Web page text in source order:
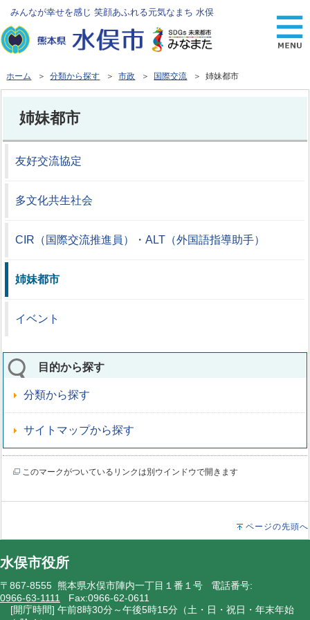
みんなが幸せを感じ 笑顔あふれる元気なまち 水俣
ホーム ＞分類から探す ＞市政 ＞ 国際交流 ＞ 姉妹都市
姉妹都市
友好交流協定
多文化共生社会
CIR（国際交流推進員）・ALT（外国語指導助手）
姉妹都市
イベント
目的から探す
分類から探す
サイトマップから探す
このマークがついているリンクは別ウインドウで開きます
ページの先頭へ
水俣市役所
〒867-8555 熊本県水俣市陣内一丁目１番１号 電話番号:
0966-63-1111 Fax:0966-62-0611
[開庁時間] 午前8時30分～午後5時15分（土・日・祝日・年末年始